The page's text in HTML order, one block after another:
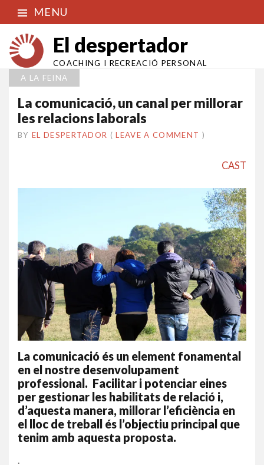
MENU
El despertador
COACHING I RECREACIÓ PERSONAL
A LA FEINA
La comunicació, un canal per millorar
les relacions laborals
BY EL DESPERTADOR ON
1
•(LEAVE A COMMENT )
CAST
La comunicació és un element fonamental
en el nostre desenvolupament
professional. Facilitar i potenciar eines
per gestionar les habilitats de relació i,
d’aquesta manera, millorar l’eficiència en
el lloc de treball és l’objectiu principal que
tenim amb aquesta proposta.
.